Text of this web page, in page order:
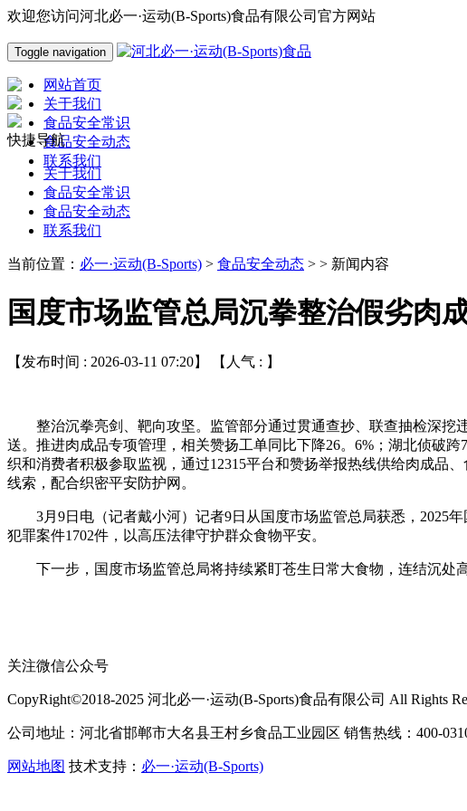
欢迎您访问河北必一·运动(B-Sports)食品有限公司官方网站
Toggle navigation
网站首页
关于我们
食品安全常识
食品安全动态
联系我们
快捷导航
关于我们
食品安全常识
食品安全动态
联系我们
当前位置： 必一·运动(B-Sports) > 食品安全动态 > > 新闻内容
国度市场监管总局沉拳整治假劣肉
【发布时间 : 2026-03-11 07:20】 【人气 : 】
整治沉拳亮剑、靶向攻坚。监管部分通过贯通查抄、联查抽检深挖
送。推进肉成品专项管理，相关赞扬工单同比下降26。6%；湖北侦破
织和消费者积极参取监视，通过12315平台和赞扬举报热线供给肉成品
线索，配合织密平安防护网。
3月9日电（记者戴小河）记者9日从国度市场监管总局获悉，2025年
犯罪案件1702件，以高压法律守护群众食物平安。
下一步，国度市场监管总局将持续紧盯苍生日常大食物，连结沉处高
关注微信公众号
CopyRight©2018-2025 河北必一·运动(B-Sports)食品有限公司 All Rights
公司地址：河北省邯郸市大名县王村乡食品工业园区 销售热线：400-
网站地图 技术支持： 必一·运动(B-Sports)